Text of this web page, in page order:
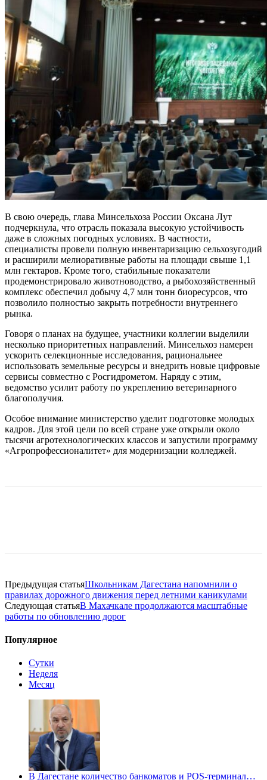
В свою очередь, глава Минсельхоза России Оксана Лут
подчеркнула, что отрасль показала высокую устойчивость
даже в сложных погодных условиях. В частности,
специалисты провели полную инвентаризацию сельхозугодий
и расширили мелиоративные работы на площади свыше 1,1
млн гектаров. Кроме того, стабильные показатели
продемонстрировало животноводство, а рыбохозяйственный
комплекс обеспечил добычу 4,7 млн тонн биоресурсов, что
позволило полностью закрыть потребности внутреннего
рынка.
Говоря о планах на будущее, участники коллегии выделили
несколько приоритетных направлений. Минсельхоз намерен
ускорить селекционные исследования, рациональнее
использовать земельные ресурсы и внедрить новые цифровые
сервисы совместно с Росгидрометом. Наряду с этим,
ведомство усилит работу по укреплению ветеринарного
благополучия.
Особое внимание министерство уделит подготовке молодых
кадров. Для этой цели по всей стране уже открыли около
тысячи агротехнологических классов и запустили программу
«Агропрофессионалитет» для модернизации колледжей.
Предыдущая статьяШкольникам Дагестана напомнили о
правилах дорожного движения перед летними каникулами
Следующая статьяВ Махачкале продолжаются масштабные
работы по обновлению дорог
Популярное
Сутки
Неделя
Месяц
В Дагестане количество банкоматов и POS-терминал…